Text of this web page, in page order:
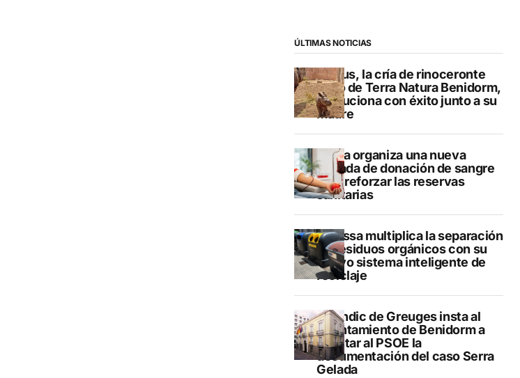
ÚLTIMAS NOTICIAS
Brutus, la cría de rinoceronte
indio de Terra Natura Benidorm,
evoluciona con éxito junto a su
madre
Dénia organiza una nueva
jornada de donación de sangre
para reforzar las reservas
sanitarias
Benissa multiplica la separación
de residuos orgánicos con su
nuevo sistema inteligente de
reciclaje
El Síndic de Greuges insta al
Ayuntamiento de Benidorm a
facilitar al PSOE la
documentación del caso Serra
Gelada